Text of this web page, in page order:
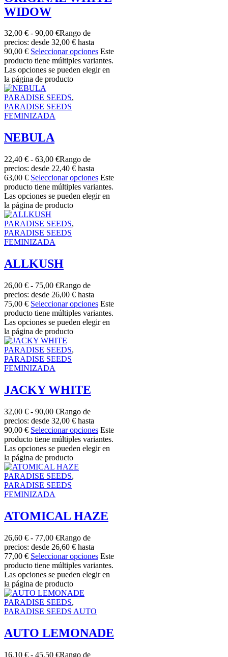
WIDOW
32,00 € - 90,00 €Rango de
precios: desde 32,00 € hasta
90,00 € Seleccionar opciones Este
producto tiene múltiples variantes.
Las opciones se pueden elegir en
la página de producto
PARADISE SEEDS,
PARADISE SEEDS
FEMINIZADA
NEBULA
22,40 € - 63,00 €Rango de
precios: desde 22,40 € hasta
63,00 € Seleccionar opciones Este
producto tiene múltiples variantes.
Las opciones se pueden elegir en
la página de producto
PARADISE SEEDS,
PARADISE SEEDS
FEMINIZADA
ALLKUSH
26,00 € - 75,00 €Rango de
precios: desde 26,00 € hasta
75,00 € Seleccionar opciones Este
producto tiene múltiples variantes.
Las opciones se pueden elegir en
la página de producto
PARADISE SEEDS,
PARADISE SEEDS
FEMINIZADA
JACKY WHITE
32,00 € - 90,00 €Rango de
precios: desde 32,00 € hasta
90,00 € Seleccionar opciones Este
producto tiene múltiples variantes.
Las opciones se pueden elegir en
la página de producto
PARADISE SEEDS,
PARADISE SEEDS
FEMINIZADA
ATOMICAL HAZE
26,60 € - 77,00 €Rango de
precios: desde 26,60 € hasta
77,00 € Seleccionar opciones Este
producto tiene múltiples variantes.
Las opciones se pueden elegir en
la página de producto
PARADISE SEEDS,
PARADISE SEEDS AUTO
AUTO LEMONADE
16,10 € - 45,50 €Rango de